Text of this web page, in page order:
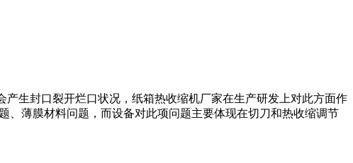
生封口裂开烂口状况，纸箱热收缩机厂家在生产研发上对此方面作
、薄膜材料问题，而设备对此项问题主要体现在切刀和热收缩调节